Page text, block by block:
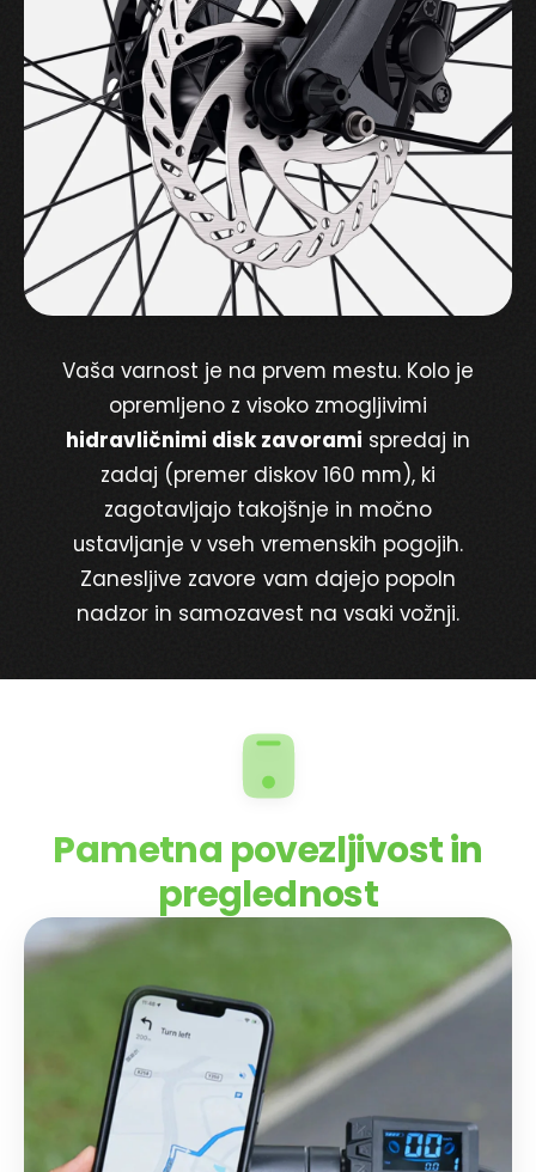
Vaša varnost je na prvem mestu. Kolo je
opremljeno z visoko zmogljivimi
hidravličnimi disk zavorami spredaj in
zadaj (premer diskov 160 mm), ki
zagotavljajo takojšnje in močno
ustavljanje v vseh vremenskih pogojih.
Zanesljive zavore vam dajejo popoln
nadzor in samozavest na vsaki vožnji.
Pametna povezljivost in
preglednost